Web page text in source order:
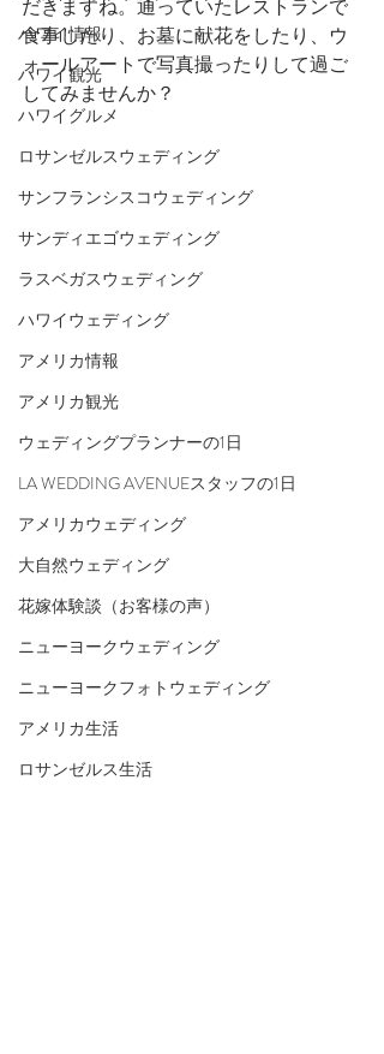
ハワイ情報
ハワイ観光
ハワイグルメ
ロサンゼルスウェディング
サンフランシスコウェディング
サンディエゴウェディング
ラスベガスウェディング
ハワイウェディング
アメリカ情報
アメリカ観光
ウェディングプランナーの1日
LA WEDDING AVENUEスタッフの1日
アメリカウェディング
大自然ウェディング
花嫁体験談（お客様の声）
ニューヨークウェディング
ニューヨークフォトウェディング
アメリカ生活
ロサンゼルス生活
だきますね。通っていたレストランで
食事したり、お墓に献花をしたり、ウ
ォールアートで写真撮ったりして過ご
してみませんか？